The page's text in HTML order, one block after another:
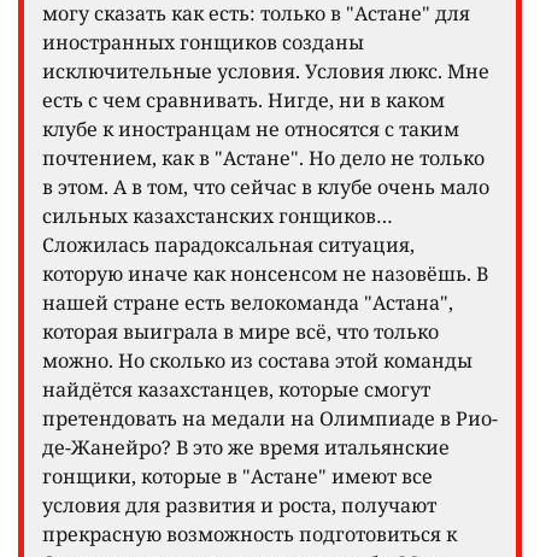
могу сказать как есть: только в "Астане" для
иностранных гонщиков созданы
исключительные условия. Условия люкс. Мне
есть с чем сравнивать. Нигде, ни в каком
клубе к иностранцам не относятся с таким
почтением, как в "Астане". Но дело не только
в этом. А в том, что сейчас в клубе очень мало
сильных казахстанских гонщиков…
Сложилась парадоксальная ситуация,
которую иначе как нонсенсом не назовёшь. В
нашей стране есть велокоманда "Астана",
которая выиграла в мире всё, что только
можно. Но сколько из состава этой команды
найдётся казахстанцев, которые смогут
претендовать на медали на Олимпиаде в Рио-
де-Жанейро? В это же время итальянские
гонщики, которые в "Астане" имеют все
условия для развития и роста, получают
прекрасную возможность подготовиться к